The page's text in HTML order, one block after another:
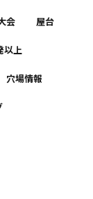
会 屋台
以上
穴場情報